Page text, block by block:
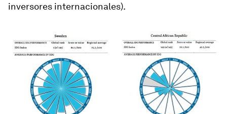
inversores internacionales).